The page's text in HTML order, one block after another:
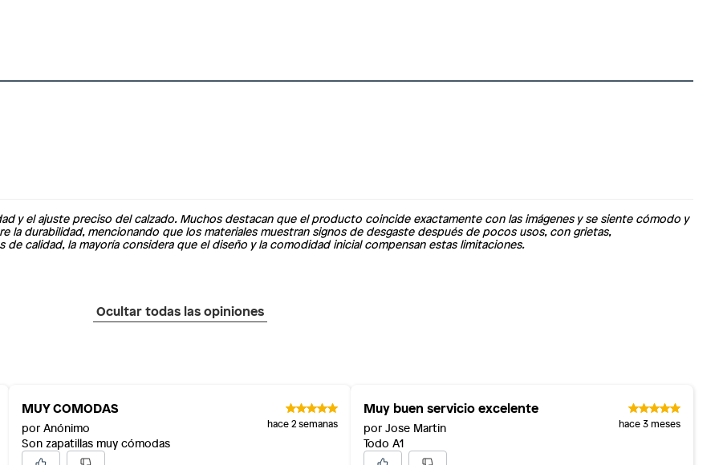
y el ajuste preciso del calzado. Muchos destacan que el producto coincide exactamente con las imágenes y se siente cómodo y
la durabilidad, mencionando que los materiales muestran signos de desgaste después de pocos usos, con grietas,
calidad, la mayoría considera que el diseño y la comodidad inicial compensan estas limitaciones.
Ocultar todas las opiniones
MUY COMODAS
por Anónimo hace 2 semanas
Son zapatillas muy cómodas
Muy buen servicio excelente
por Jose Martin hace 3 meses
Todo A1